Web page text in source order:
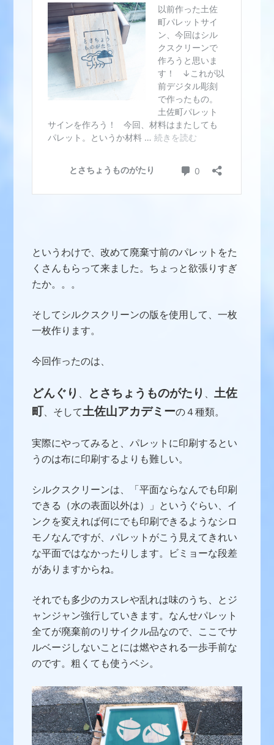
というわけで、改めて廃棄寸前のパレットをた
くさんもらって来ました。ちょっと欲張りすぎ
たか。。。
そしてシルクスクリーンの版を使用して、一枚
一枚作ります。
今回作ったのは、
どんぐり とさちょうものがたり
土佐
町 、そして 土佐山アカデミーの４種類。
実際にやってみると、パレットに印刷するとい
うのは布に印刷するよりも難しい。
シルクスクリーンは、「平面ならなんでも印刷
できる（水の表面以外は）」というぐらい、イ
ンクを変えれば何にでも印刷できるようなシロ
モノなんですが、パレットがこう見えてきれい
な平面ではなかったりします。ビミョーな段差
がありますからね。
それでも多少のカスレや乱れは味のうち、とジ
ャンジャン強行していきます。なんせパレット
全てが廃棄前のリサイクル品なので、ここでサ
ルベージしないことには燃やされる一歩手前な
のです。粗くても使うベシ。